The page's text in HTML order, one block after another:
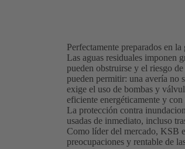
Perfectamente preparados en
Las aguas residuales imponen
pueden obstruirse y el riesgo
pueden permitir: una avería no
exige el uso de bombas y
eficiente energéticamente y
La protección contra
usadas de inmediato, incluso
Como líder del mercado, KSB
preocupaciones y rentable de